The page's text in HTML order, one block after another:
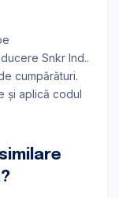
Snkr Ind..
cumpărături.
și aplică codul